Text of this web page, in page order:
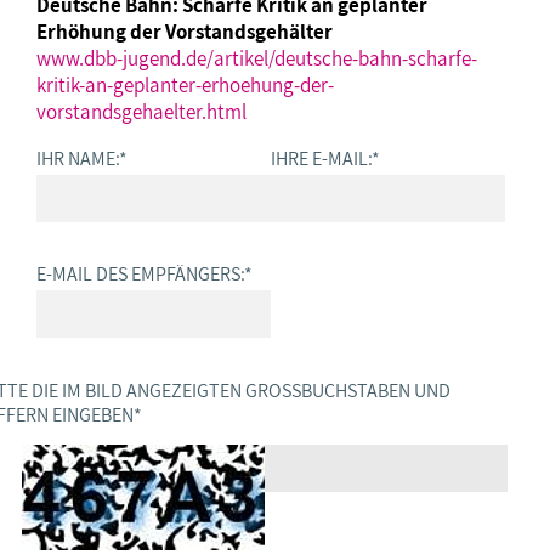
Erhöhung der Vorstandsgehälter
www.dbb-jugend.de/artikel/deutsche-bahn-scharfe-
kritik-an-geplanter-erhoehung-der-
vorstandsgehaelter.html
IHR NAME:* IHRE E-MAIL:*
E-MAIL DES EMPFÄNGERS:*
DIE IM BILD ANGEZEIGTEN GROSSBUCHSTABEN UND Z
EINGEBEN *